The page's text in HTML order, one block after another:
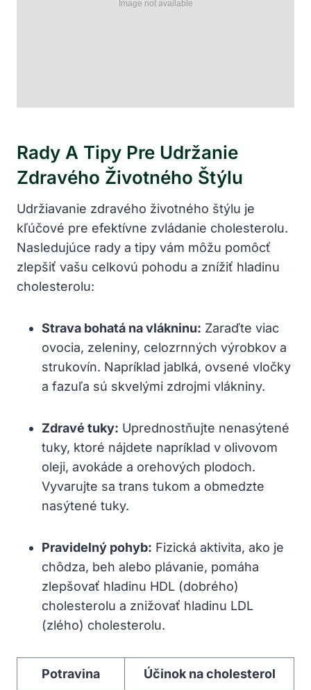
Rady A Tipy Pre Udržanie
Zdravého Životného Štýlu
Udržiavanie zdravého životného štýlu je
kľúčové pre efektívne zvládanie cholesterolu.
Nasledujúce rady a tipy vám môžu pomôcť
zlepšiť vašu celkovú pohodu a znížiť hladinu
cholesterolu:
Strava bohatá na vlákninu: Zaraďte viac
ovocia, zeleniny, celozrnných výrobkov a
strukovín. Napríklad jablká, ovsené vločky
a fazuľa sú skvelými zdrojmi vlákniny.
Zdravé tuky: Uprednostňujte nenasýtené
tuky, ktoré nájdete napríklad v olivovom
oleji, avokáde a orehových plodoch.
Vyvarujte sa trans tukom a obmedzte
nasýtené tuky.
Pravidelný pohyb: Fizická aktivita, ako je
chôdza, beh alebo plávanie, pomáha
zlepšovať hladinu HDL (dobrého)
cholesterolu a znižovať hladinu LDL
(zlého) cholesterolu.
Potravina Účinok na cholesterol